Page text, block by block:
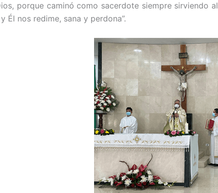
porque caminó como sacerdote siempre sirviendo
Él nos redime, sana y perdona”.